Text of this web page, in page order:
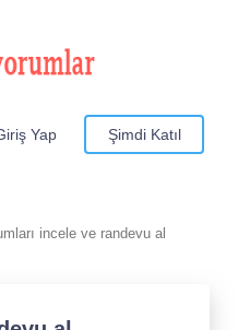
Yap Şimdi Katıl
incele ve randevu al